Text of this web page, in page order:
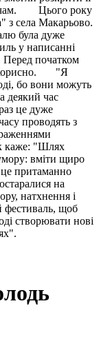
Цього року
з села Макарьово.
була дуже
у написанні
Перед початком
корисно. "Я
бо вони можуть
деякий час
це дуже
проводять з
каже: "Шлях
вміти щиро
це притаманно
на
натхнення і
фестиваль, щоб
створювати нові